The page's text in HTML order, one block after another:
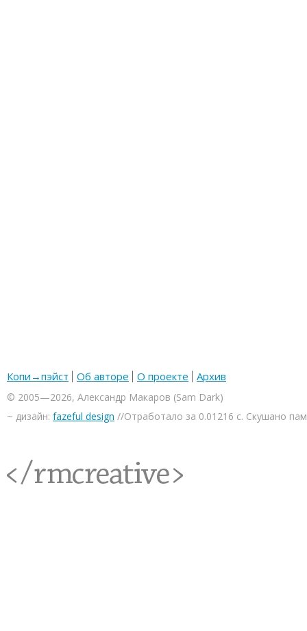
Копи→пэйст Об авторе О проекте Архив
© 2005—2026, Александр Макаров (Sam Dark)
~ дизайн: fazeful design //Отработало за 0.01216 с. Скушано
<rmcreative/>